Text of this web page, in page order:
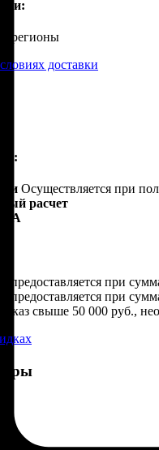
регионы
доставки
Осуществляется при
расчет
предоставляется при
предоставляется при
заказ свыше 50 000 руб.,